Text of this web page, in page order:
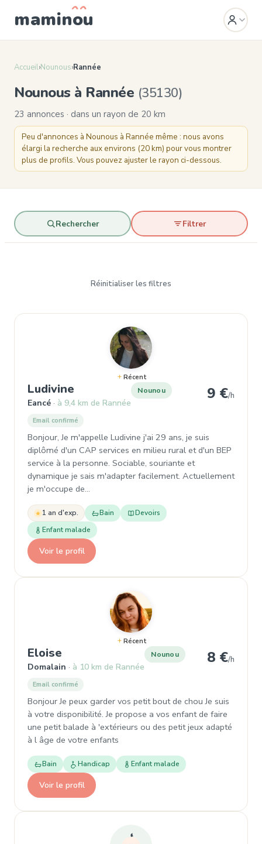
maminou
Accueil›Nounous›Rannée
Nounous à Rannée (35130)
23 annonces · dans un rayon de 20 km
Peu d'annonces à Nounous à Rannée même : nous avons
élargi la recherche aux environs (20 km) pour vous montrer
plus de profils. Vous pouvez ajuster le rayon ci-dessous.
Rechercher Filtrer
Réinitialiser les filtres
Récent
Ludivine , Nounou à Eancé
Eancé à 9,4 km de Rannée
Nounou 9 €/h
Email confirmé
Bonjour, Je m'appelle Ludivine j'ai 29 ans, je suis
diplômé d'un CAP services en milieu rural et d'un BEP
service à la personne. Sociable, souriante et
dynamique je sais m'adapter facilement. Actuellement
je m'occupe de…
1 an d'exp. Bain
Devoirs
Enfant malade
Voir le profil
Récent
Eloise , Nounou à Domalain
Domalain à 10 km de Rannée
Nounou 8 €/h
Email confirmé
Bonjour Je peux garder vos petit bout de chou Je suis
à votre disponibilité. Je propose a vos enfant de faire
une petit balade à 'extérieurs ou des petit jeux adapté
à l âge de votre enfants
Bain Handicap Enfant malade
Voir le profil